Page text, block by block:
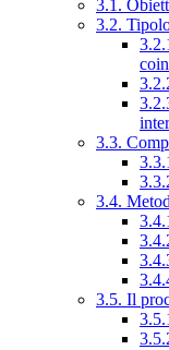
3.1.
3.2.
3.3.
3.4.
3.5. Il